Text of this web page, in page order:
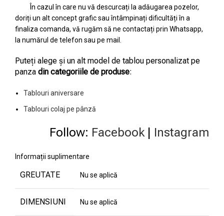
În cazul în care nu vă descurcați la adăugarea pozelor,
doriți un alt concept grafic sau întâmpinați dificultăți în a
finaliza comanda, vă rugăm să ne contactați prin Whatsapp,
la numărul de telefon sau pe mail.
Puteți alege și un alt model de tablou personalizat pe
panza din categoriile de produse:
Tablouri aniversare
Tablouri colaj pe pânză
Follow: Facebook| Instagram
Informații suplimentare
GREUTATE Nu se aplică
DIMENSIUNI Nu se aplică